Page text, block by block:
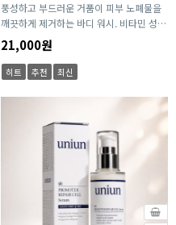
풍성하고 부드러운 거품이 피부 노폐물을
깨끗하게 제거하는 바디 워시. 비타민 성분
과 7종 히알루론산 복합체 HeptaPlus HA
가 깊은 보습을 선사해 촉촉하고 매끄러운
피부로 가꿔줍니다. 세정과 보습을 동시에
만족시키는 데일리 바디 케어 솔루션입니
다.
21,000원
히트 추천 최신